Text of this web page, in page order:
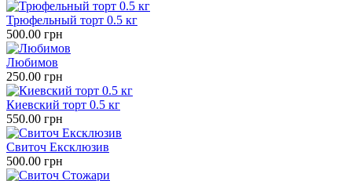
Трюфельный торт 0.5 кг
500.00 грн
Любимов
250.00 грн
Киевский торт 0.5 кг
550.00 грн
Свиточ Ексклюзив
500.00 грн